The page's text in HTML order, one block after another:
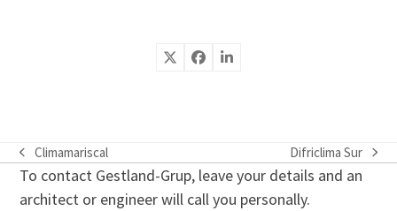
previous
post:
Climamariscal
next
post:
Difriclima Sur
To contact Gestland-Grup, leave your details and an
architect or engineer will call you personally.